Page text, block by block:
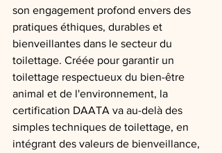
son engagement profond envers des
pratiques éthiques, durables et
bienveillantes dans le secteur du
toilettage. Créée pour garantir un
toilettage respectueux du bien-être
animal et de l'environnement, la
certification DAATA va au-delà des
simples techniques de toilettage, en
intégrant des valeurs de bienveillance,